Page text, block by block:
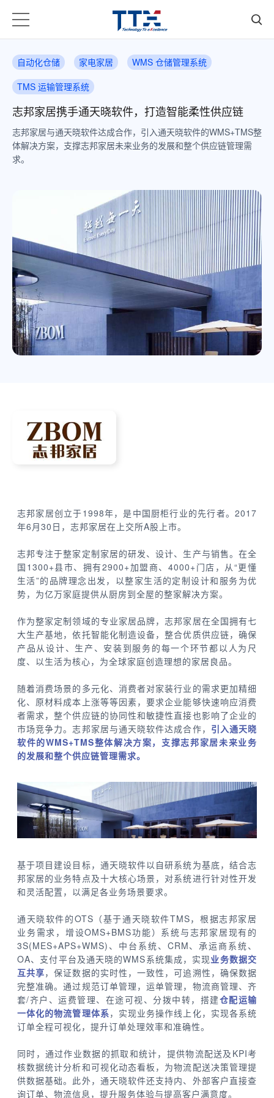
自动化仓储 家电家居
WMS 仓储管理系统
TMS 运输管理系统
志邦家居携手通天晓软件，打造智能柔性供应链
志邦家居与通天晓软件达成合作，引入通天晓软件的WMS+TMS整
体解决方案，支撑志邦家居未来业务的发展和整个供应链管理需
求。
志邦家居创立于1998年，是中国厨柜行业的先行者。2017
年6月30日，志邦家居在上交所A股上市。
志邦专注于整家定制家居的研发、设计、生产与销售。在全
国1300+县市、拥有2900+加盟商、4000+门店，从“更懂
生活”的品牌理念出发，以整家生活的定制设计和服务为优
势，为亿万家庭提供从厨房到全屋的整家解决方案。
作为整家定制领域的专业家居品牌，志邦家居在全国拥有七
大生产基地，依托智能化制造设备，整合优质供应链，确保
产品从设计、生产、安装到服务的每一个环节都以人为尺
度、以生活为核心，为全球家庭创造理想的家居良品。
随着消费场景的多元化、消费者对家装行业的需求更加精细
化、原材料成本上涨等等因素，要求企业能够快速响应消费
者需求，整个供应链的协同性和敏捷性直接也影响了企业的
市场竞争力。志邦家居与通天晓软件达成合作， 引入通天晓
软件的WMS+TMS整体解决方案，支撑志邦家居未来业务
的发展和整个供应链管理需求。
基于项目建设目标，通天晓软件以自研系统为基底，结合志
邦家居的业务特点及十大核心场景，对系统进行针对性开发
和灵活配置，以满足各业务场景要求。
通天晓软件的OTS（基于通天晓软件TMS，根据志邦家居
业务需求，增设OMS+BMS功能）系统与志邦家居现有的
3S(MES+APS+WMS)、中台系统、CRM、承运商系统、
OA、支付平台及通天晓的WMS系统集成，实现业务数据交
互共享，保证数据的实时性，一致性，可追溯性，确保数据
完整准确。通过规范订单管理，运单管理，物流商管理、齐
套/齐户、运费管理、在途可视、分拨中转，搭建仓配运输
一体化的物流管理体系，实现业务操作线上化，实现各系统
订单全程可视化，提升订单处理效率和准确性。
同时，通过作业数据的抓取和统计，提供物流配送及KPI考
核数据统计分析和可视化动态看板，为物流配送决策管理提
供数据基础。此外，通天晓软件还支持内、外部客户直接查
询订单、物流信息，提升服务体验与提高客户满意度。